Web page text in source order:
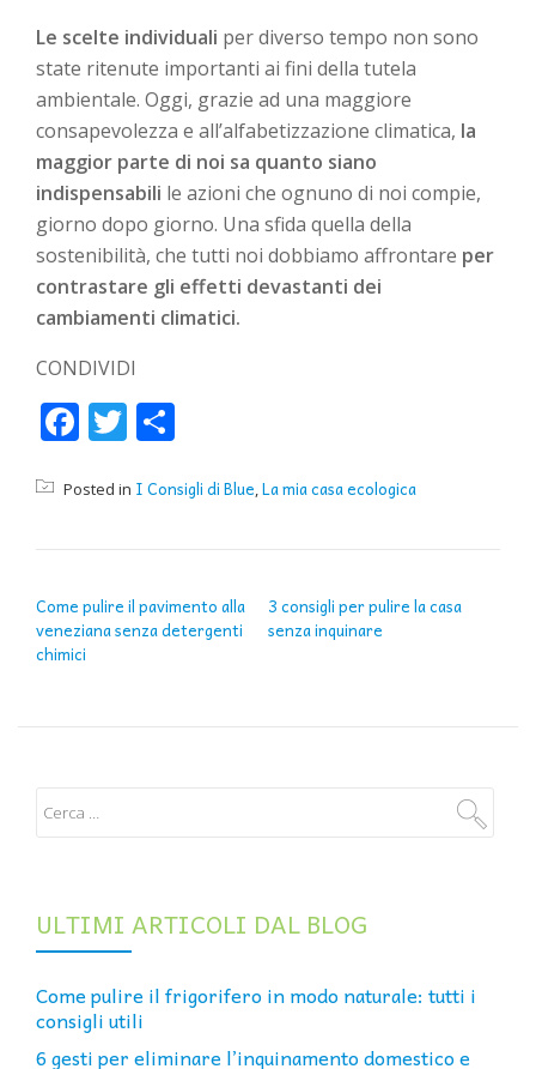
Le scelte individuali per diverso tempo non sono
state ritenute importanti ai fini della tutela
ambientale. Oggi, grazie ad una maggiore
consapevolezza e all’alfabetizzazione climatica, la
maggior parte di noi sa quanto siano
indispensabili le azioni che ognuno di noi compie,
giorno dopo giorno. Una sfida quella della
sostenibilità, che tutti noi dobbiamo affrontare per
contrastare gli effetti devastanti dei
cambiamenti climatici.
CONDIVIDI
FacebookTwitter
Posted in I Consigli di Blue,La mia casa ecologica
Come pulire il pavimento alla
veneziana senza detergenti
chimici
3 consigli per pulire la casa
senza inquinare
ULTIMI ARTICOLI DAL BLOG
Come pulire il frigorifero in modo naturale: tutti i
consigli utili
6 gesti per eliminare l’inquinamento domestico e